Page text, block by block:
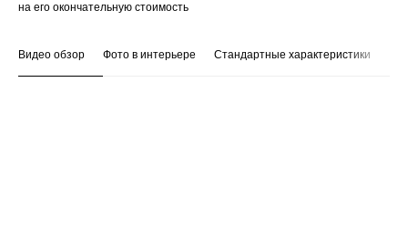
на его окончательную стоимость
Видео обзор Фото в интерьере Стандартные характеристики